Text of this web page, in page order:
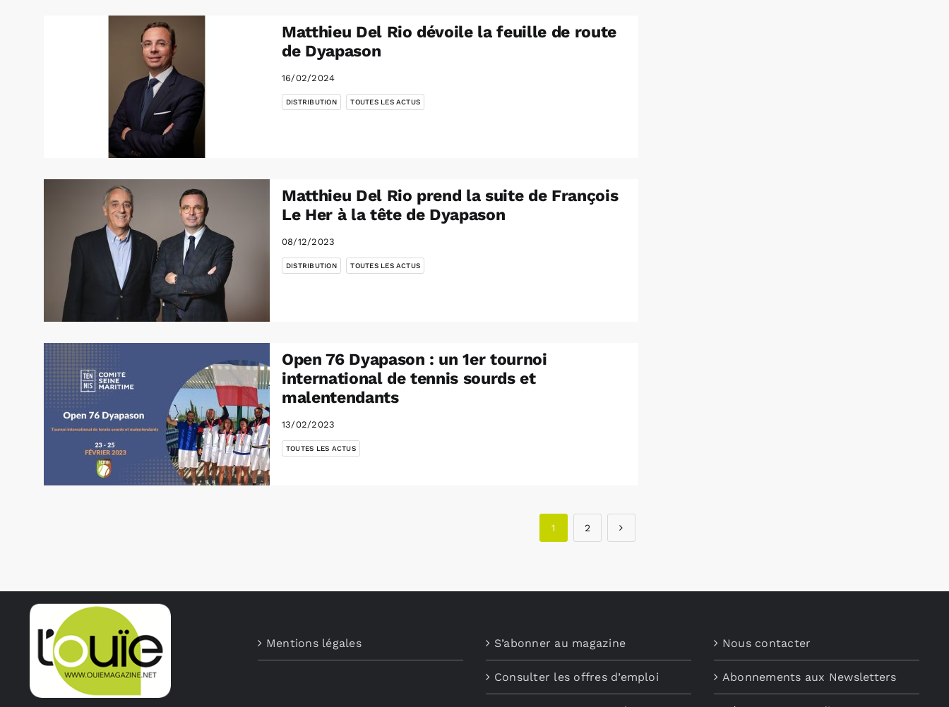
Matthieu Del Rio dévoile la feuille de route
de Dyapason
16/02/2024
DISTRIBUTION TOUTES LES ACTUS
Matthieu Del Rio prend la suite de François
Le Her à la tête de Dyapason
08/12/2023
DISTRIBUTION TOUTES LES ACTUS
Open 76 Dyapason : un 1er tournoi
international de tennis sourds et
malentendants
13/02/2023
TOUTES LES ACTUS
1 2
Mentions légales S’abonner au magazine
Consulter les offres d’emploi
Nous contacter
Abonnements aux Newsletters